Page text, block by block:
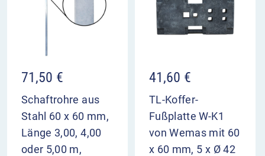
VZ 538-30 im Überblick
weist auf zwei Fahrstreifen in Fahrtrichtung hin
dient zur Orientierung und Vorwarnung der
Aufstellung 400 und 200 m vor Bezugspunkt
71,50 €
Schaftrohre aus
Stahl 60 x 60 mm,
Länge 3,00, 4,00
oder 5,00 m,
41,60 €
TL-Koffer-
Fußplatte W-K1
von Wemas mit 60
x 60 mm, 5 x Ø 42